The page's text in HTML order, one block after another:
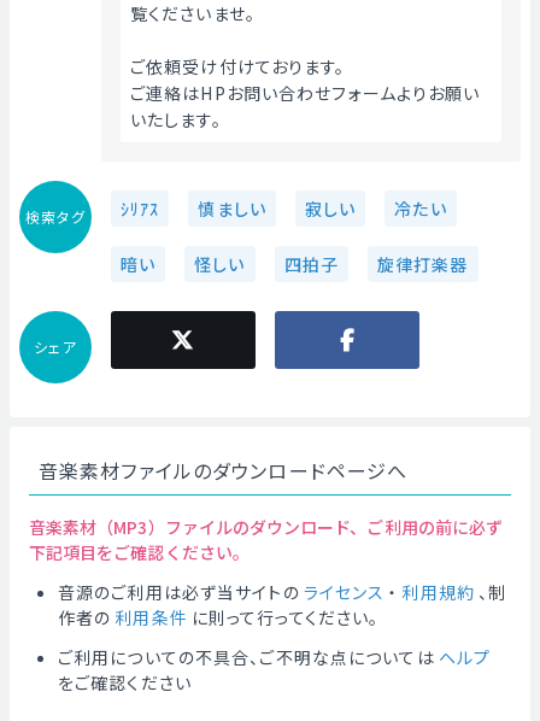
覧くださいませ。
ご依頼受け付けております。
ご連絡はHPお問い合わせフォームよりお願い
いたします。
検索タグ ｼﾘｱｽ 慎ましい 寂しい 冷たい
暗い 怪しい 四拍子 旋律打楽器
シェア
音楽素材ファイルのダウンロードページへ
音楽素材（MP3）ファイルのダウンロード、ご利用の前に必ず
下記項目をご確認ください。
音源のご利用は必ず当サイトの ライセンス ・ 利用規約 、制
作者の 利用条件 に則って行ってください。
ご利用についての不具合、ご不明な点については ヘルプ
をご確認ください